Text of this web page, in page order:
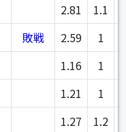
2.81 1.1
敗戦 2.59 1
1.16 1
1.21 1
1.27 1.2